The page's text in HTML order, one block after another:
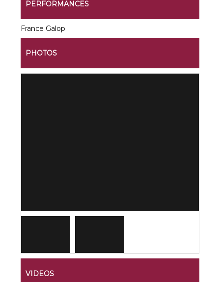
PERFORMANCES
France Galop
PHOTOS
VIDEOS